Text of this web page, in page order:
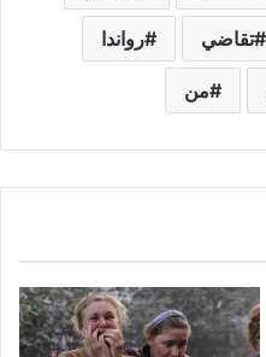
تقاضي رواندا
من